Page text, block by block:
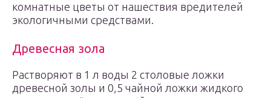
комнатные цветы от нашествия вредителей
экологичными средствами.
Древесная зола
Растворяют в 1 л воды 2 столовые ложки
древесной золы и 0,5 чайной ложки жидкого